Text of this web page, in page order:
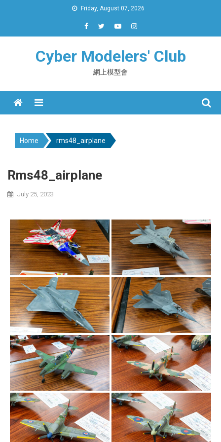
Friday, August 07, 2026
Cyber Modelers' Club
網上模型會
Menu
Home rms48_airplane
Rms48_airplane
July 25, 2023